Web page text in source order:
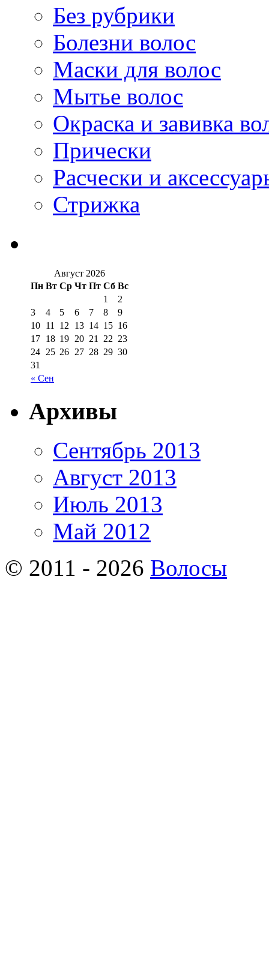
Без рубрики
Болезни волос
Маски для волос
Мытье волос
Окраска и завивка
Прически
Расчески и
Стрижка
Август 2026
Пн Вт Ср Чт Пт Сб Вс
« Сен
1
2
3
4 5 6 7 8
9
10 11 12 13 14 15 16
17 18 19 20 21 22 23
24 25 26 27 28 29 30
31
Архивы
Сентябрь 2013
Август 2013
Июль 2013
Май 2012
© 2011 - 2026 Волосы